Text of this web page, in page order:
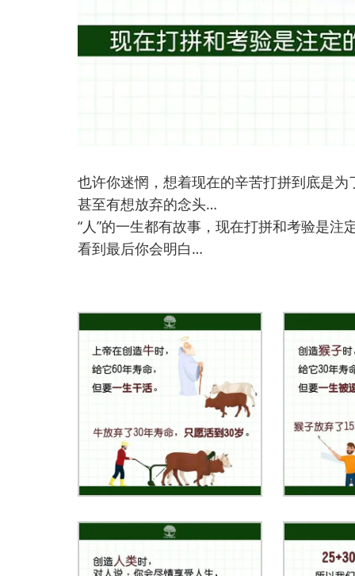
也许你迷惘，想着现在的辛苦打拼到底是为
甚至有想放弃的念头…
“人”的一生都有故事，现在打拼和考验是注
看到最后你会明白…